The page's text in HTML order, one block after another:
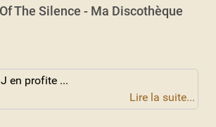
The Silence - Ma Discothèque
en profite ...
Lire la suite...